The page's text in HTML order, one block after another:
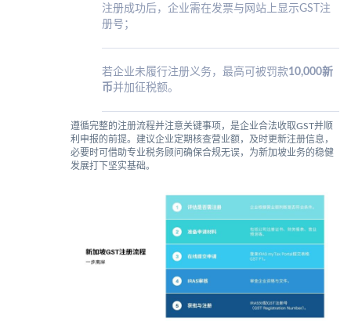
注册成功后，企业需在发票与网站上显示GST注
册号；
若企业未履行注册义务，最高可被罚款10,000新
币并加征税额。
遵循完整的注册流程并注意关键事项，是企业合法收取GST并顺
利申报的前提。建议企业定期核查营业额，及时更新注册信息，
必要时可借助专业税务顾问确保合规无误，为新加坡业务的稳健
发展打下坚实基础。